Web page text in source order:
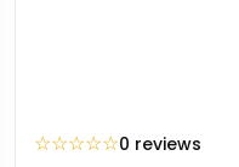
☆☆☆☆☆0 reviews